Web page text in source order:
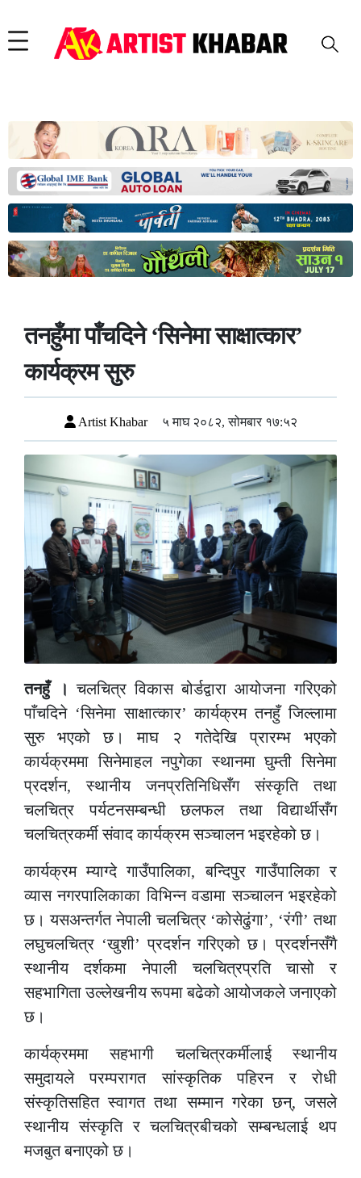
तनहुँमा पाँचदिने ‘सिनेमा साक्षात्कार’
कार्यक्रम सुरु
Artist Khabar ५ माघ २०८२, सोमबार १७:५२
तनहुँ । चलचित्र विकास बोर्डद्वारा आयोजना गरिएको
पाँचदिने‘सिनेमा साक्षात्कार’कार्यक्रम तनहुँ जिल्लामा
सुरु भएको छ। माघ २ गतेदेखि प्रारम्भ भएको
कार्यक्रममा सिनेमाहल नपुगेका स्थानमा घुम्ती सिनेमा
प्रदर्शन,स्थानीय जनप्रतिनिधिसँग संस्कृति तथा
चलचित्र पर्यटनसम्बन्धी छलफल तथा विद्यार्थीसँग
चलचित्रकर्मी संवाद कार्यक्रम सञ्चालन भइरहेको छ।
कार्यक्रम म्याग्दे गाउँपालिका,बन्दिपुर गाउँपालिका र
व्यास नगरपालिकाका विभिन्न वडामा सञ्चालन भइरहेको
छ। यसअन्तर्गत नेपाली चलचित्र‘कोसेढुंगा’, ‘रंगी’तथा
लघुचलचित्र ‘खुशी’प्रदर्शन गरिएको छ। प्रदर्शनसँगै
स्थानीय दर्शकमा नेपाली चलचित्रप्रति चासो र
सहभागिता उल्लेखनीय रूपमा बढेको आयोजकले जनाएको
छ।
कार्यक्रममा सहभागी चलचित्रकर्मीलाई स्थानीय
समुदायले परम्परागत सांस्कृतिक पहिरन र रोधी
संस्कृतिसहित स्वागत तथा सम्मान गरेका छन्,जसले
स्थानीय संस्कृति र चलचित्रबीचको सम्बन्धलाई थप
मजबुत बनाएको छ।